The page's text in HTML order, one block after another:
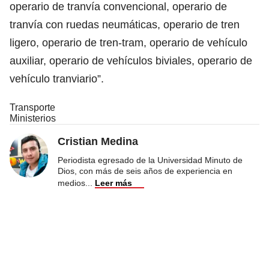
operario de tranvía convencional, operario de
tranvía con ruedas neumáticas, operario de tren
ligero, operario de tren-tram, operario de vehículo
auxiliar, operario de vehículos biviales, operario de
vehículo tranviario”.
Transporte
Ministerios
Cristian Medina
Periodista egresado de la Universidad Minuto de
Dios, con más de seis años de experiencia en
medios
Leer más